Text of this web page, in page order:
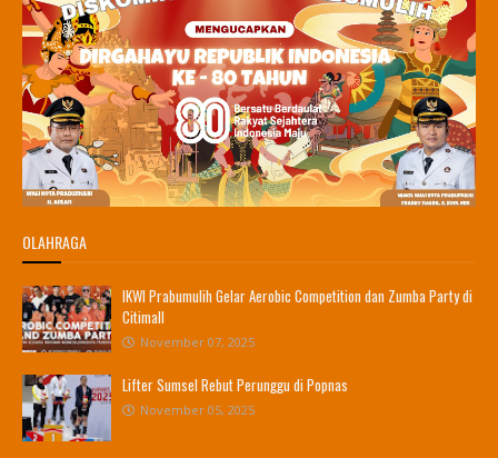
OLAHRAGA
IKWI Prabumulih Gelar Aerobic Competition dan Zumba Party di
Citimall
November 07, 2025
Lifter Sumsel Rebut Perunggu di Popnas
November 05, 2025